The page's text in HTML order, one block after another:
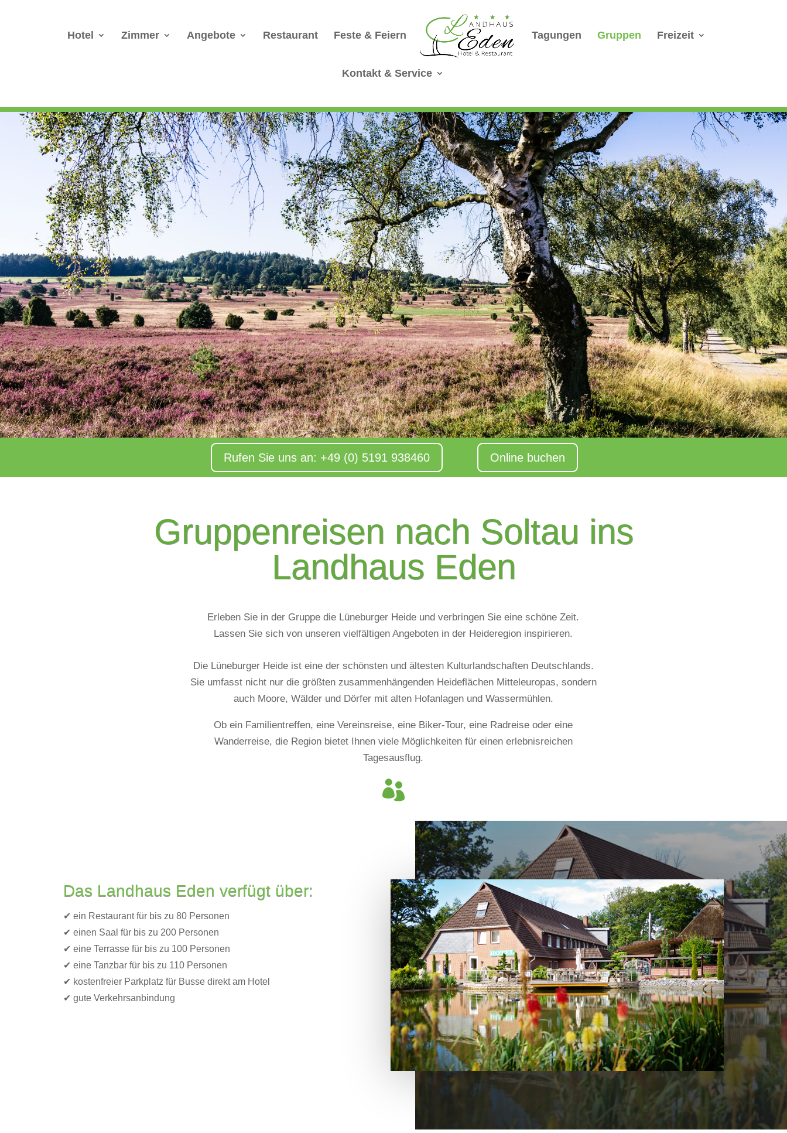
Hotel Zimmer Angebote Restaurant Feste & Feiern Tagungen Gruppen Freizeit
Kontakt & Service
Rufen Sie uns an: +49 (0) 5191 938460 Online buchen
Gruppenreisen nach Soltau ins
Landhaus Eden
Erleben Sie in der Gruppe die Lüneburger Heide und verbringen Sie eine schöne Zeit.
Lassen Sie sich von unseren vielfältigen Angeboten in der Heideregion inspirieren.
Die Lüneburger Heide ist eine der schönsten und ältesten Kulturlandschaften Deutschlands.
Sie umfasst nicht nur die größten zusammenhängenden Heideflächen Mitteleuropas, sondern
auch Moore, Wälder und Dörfer mit alten Hofanlagen und Wassermühlen.
Ob ein Familientreffen, eine Vereinsreise, eine Biker-Tour, eine Radreise oder eine
Wanderreise, die Region bietet Ihnen viele Möglichkeiten für einen erlebnisreichen
Tagesausflug.

Das Landhaus Eden verfügt über:
✔ ein Restaurant für bis zu 80 Personen
✔ einen Saal für bis zu 200 Personen
✔ eine Terrasse für bis zu 100 Personen
✔ eine Tanzbar für bis zu 110 Personen
✔ kostenfreier Parkplatz für Busse direkt am Hotel
✔ gute Verkehrsanbindung